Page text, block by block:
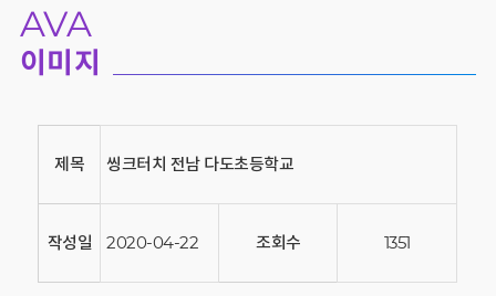
AVA
이미지
제목 씽크터치 전남 다도초등학교
작성일 2020-04-22 조회수 1351